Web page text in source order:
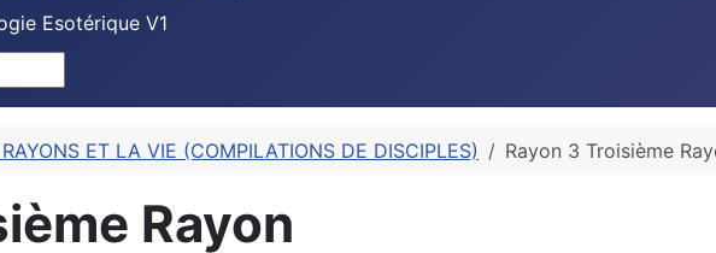
Esotérique V1
ET LA VIE (COMPILATIONS DE DISCIPLES) Rayon 3 Troisième
Rayon